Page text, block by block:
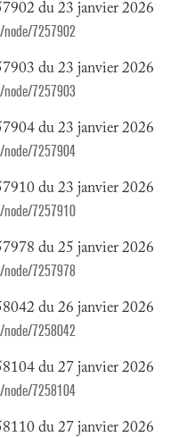
du 23 janvier 2026
7257902
du 23 janvier 2026
7257903
du 23 janvier 2026
7257904
du 23 janvier 2026
7257910
du 25 janvier 2026
7257978
du 26 janvier 2026
7258042
du 27 janvier 2026
7258104
du 27 janvier 2026